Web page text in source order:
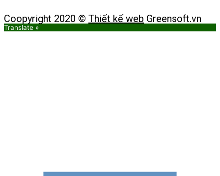
Coopyright 2020 © Thiết kế web Greensoft.vn
Translate »